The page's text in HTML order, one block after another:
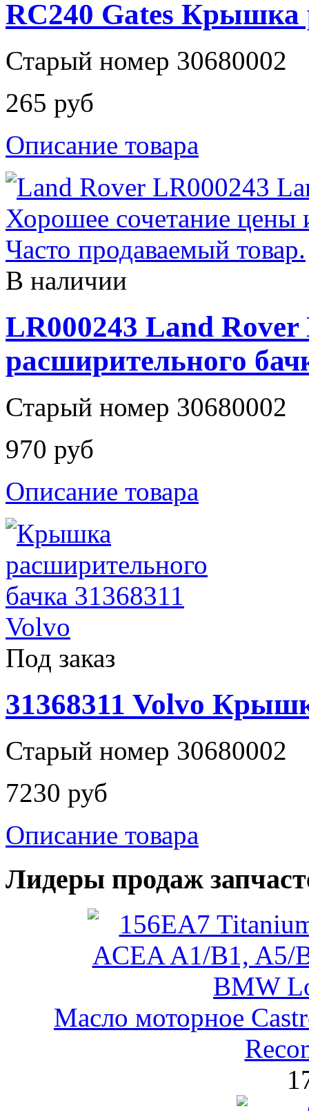
RC240 Gates Крышка
Старый номер 30680002
265 руб
Описание товара
В наличии
LR000243 Land
расширительного
Старый номер 30680002
970 руб
Описание товара
Под заказ
31368311 Volvo
Старый номер 30680002
7230 руб
Описание товара
Лидеры продаж
Масло моторное